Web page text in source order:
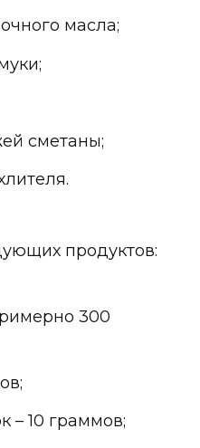
масла;
сметаны;
продуктов:
300
– 10 граммов;